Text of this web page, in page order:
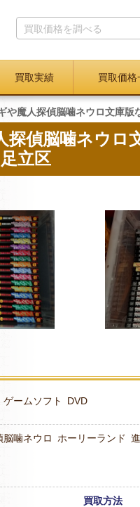
買取実績 買取価格
や魔人探偵脳噛ネウロ文庫
探偵脳噛ネウロ
立区
ゲームソフト DVD
脳噛ネウロ ホーリーランド
買取方法